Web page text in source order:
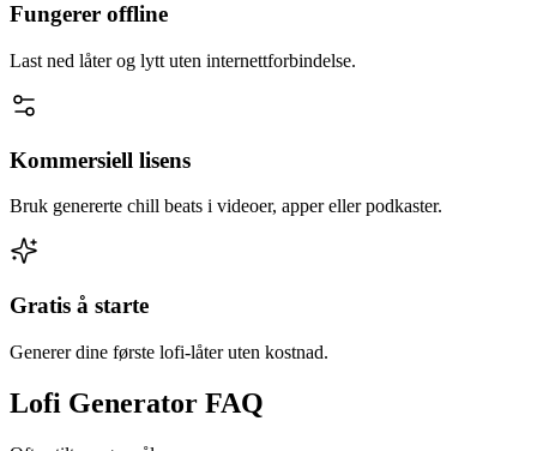
Fungerer offline
Last ned låter og lytt uten internettforbindelse.
Kommersiell lisens
Bruk genererte chill beats i videoer, apper eller podkaster.
Gratis å starte
Generer dine første lofi-låter uten kostnad.
Lofi Generator FAQ